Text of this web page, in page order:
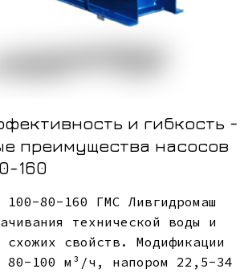
и гибкость -
преимущества насосов
160
100-80-160 ГМС Ливгидромаш
технической воды и
схожих свойств. Модификации
80-100 м³/ч, напором 22,5-34